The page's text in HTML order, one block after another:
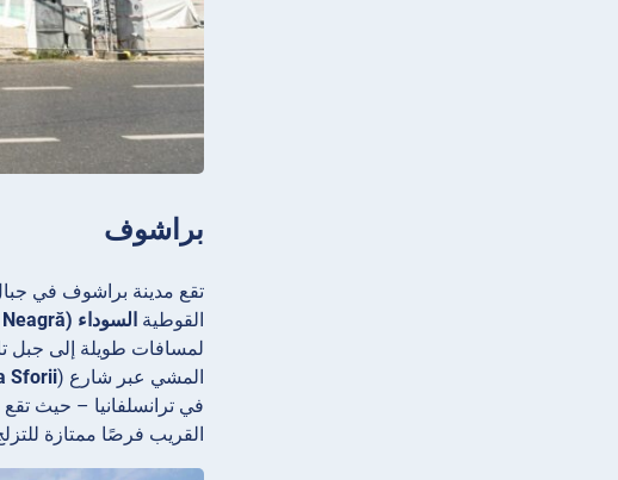
براشوف
تقع مدينة براشوف في
القوطية السوداء (Biserica Neagră)
لمسافات طويلة إلى جبل
المشي عبر شارع Sforii
القريب فرصًا ممتازة